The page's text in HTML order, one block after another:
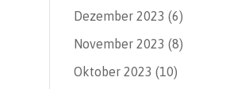
Dezember 2023 (6)
November 2023 (8)
Oktober 2023 (10)